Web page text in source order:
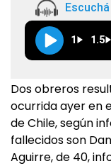
1 1.5
Dos obreros
ocurrida ayer en
de Chile, según
fallecidos son
Aguirre, de 40,